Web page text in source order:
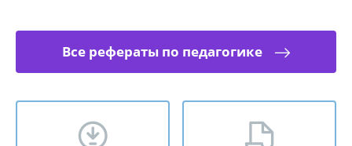
Все рефераты по педагогике